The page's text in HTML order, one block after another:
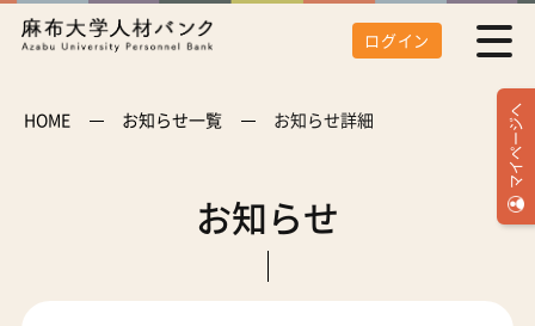
ログイン
マイページへ
HOME お知らせ一覧 お知らせ詳細
お知らせ